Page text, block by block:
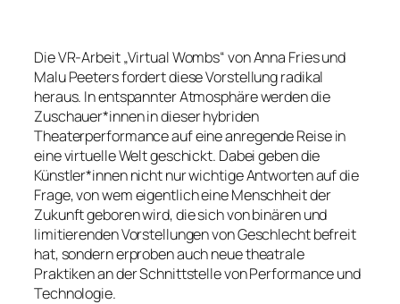
Die VR-Arbeit „Virtual Wombs“ von Anna Fries und
Malu Peeters fordert diese Vorstellung radikal
heraus. In entspannter Atmosphäre werden die
Zuschauer*innen in dieser hybriden
Theaterperformance auf eine anregende Reise in
eine virtuelle Welt geschickt. Dabei geben die
Künstler*innen nicht nur wichtige Antworten auf die
Frage, von wem eigentlich eine Menschheit der
Zukunft geboren wird, die sich von binären und
limitierenden Vorstellungen von Geschlecht befreit
hat, sondern erproben auch neue theatrale
Praktiken an der Schnittstelle von Performance und
Technologie.